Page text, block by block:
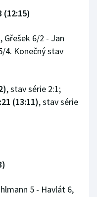
(12:15)
Gřešek 6/2 - Jan
4. Konečný stav
, stav série 2:1;
(13:11), stav série
5 - Havlát 6,